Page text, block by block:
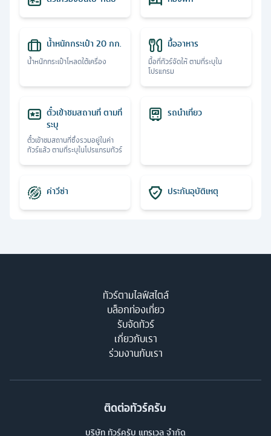
น้ำหนักกระเป๋า 20 กก.
น้ำหนักกระเป๋าโหลดใต้เครื่อง
มื้ออาหาร
มื้อที่ทัวร์จัดให้ ตามที่ระบุใน
โปรแกรม
ตั๋วเข้าชมสถานที่ ตามที่
ระบุ
ตั๋วเข้าชมสถานที่ซึ่งรวมอยู่ในค่า
ทัวร์แล้ว ตามที่ระบุในโปรแกรมทัวร์
รถนำเที่ยว
ค่าวีซ่า ประกันอุบัติเหตุ
ทัวร์ตามไลฟ์สไตล์
บล็อกท่องเที่ยว
รับจัดทัวร์
เกี่ยวกับเรา
ร่วมงานกับเรา
ติดต่อทัวร์ครับ
บริษัท ทัวร์ครับ แทรเวล จำกัด